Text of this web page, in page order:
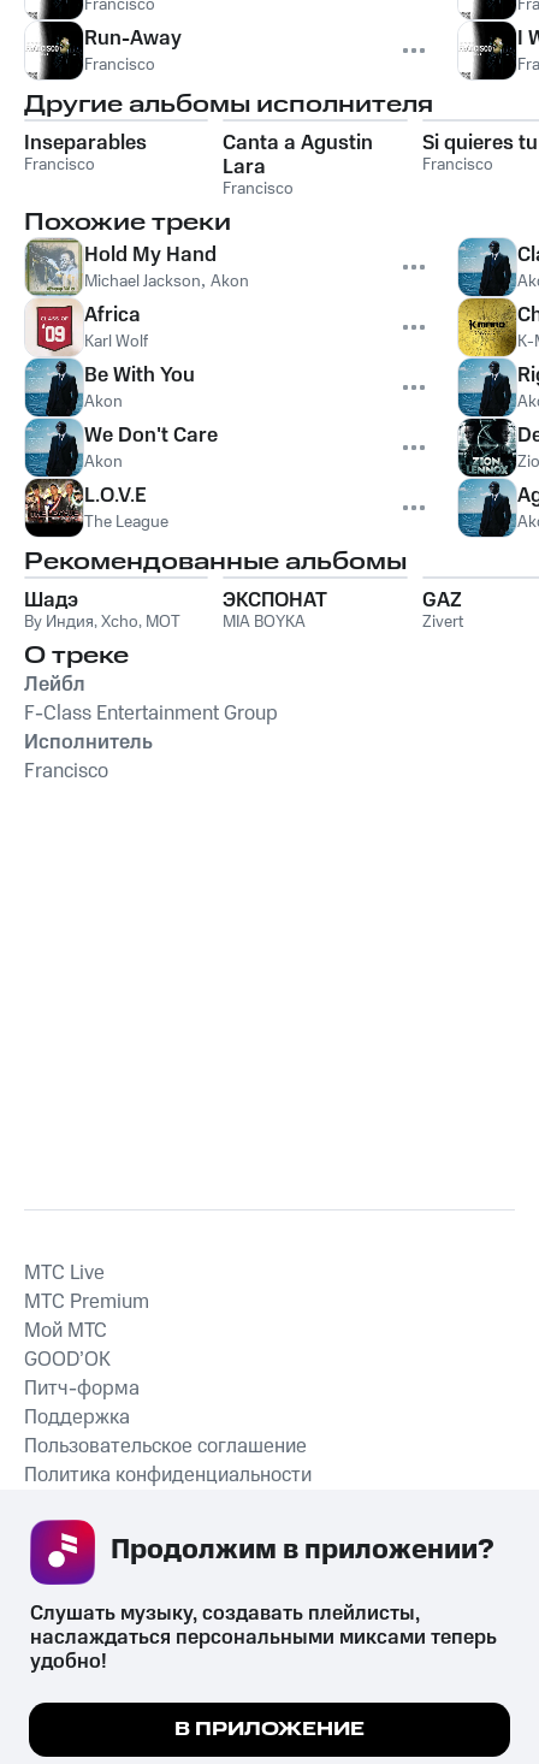
Run-Away
Francisco
I
Другие альбомы исполнителя
Inseparables
Francisco
Canta a Agustin
Lara
Francisco
Si quieres tu
Francisco
Похожие треки
Hold My Hand
Michael Jackson, Akon
Africa
Karl Wolf
Be With You
Akon
We Don't Care
Akon
L.O.V.E
The League
K-
Рекомендованные альбомы
Шадэ
By Индия,Xcho, MOT
ЭКСПОНАТ
MIA BOYKA
GAZ
Zivert
О треке
Лейбл
F-Class Entertainment Group
Исполнитель
Francisco
СКАЧАТЬ ПРИЛОЖЕНИЕ
MTС Live
MTС Premium
Мой МТС
GOOD’OK
Питч-форма
Поддержка
Пользовательское соглашение
Политика конфиденциальности
психотропных веществ, их аналогов причиняет вред здоровью,
их незаконный оборот запрещён и влечёт установленную
законодательством ответственность.
Мы используем куки, чтобы на сайте все
Подробнее
Слушать музыку, создавать плейлисты,
наслаждаться персональными миксами теперь
удобно!
В ПРИЛОЖЕНИЕ